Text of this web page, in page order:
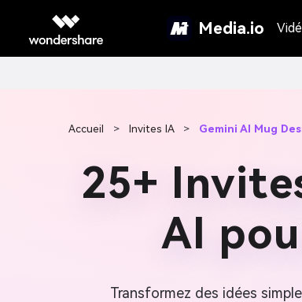
Media.io
Accueil > Invites IA > Gemini AI Mug
25+
AI
Transformez des idées